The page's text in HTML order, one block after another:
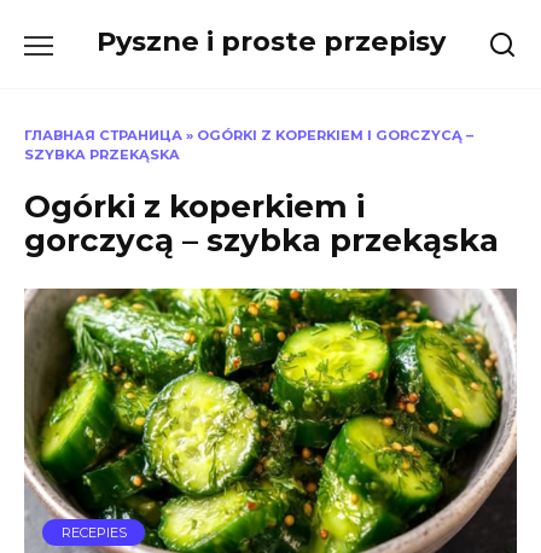
Pyszne i proste przepisy
ГЛАВНАЯ СТРАНИЦА » OGÓRKI Z KOPERKIEM I GORCZYCĄ –
SZYBKA PRZEKĄSKA
Ogórki z koperkiem i
gorczycą – szybka przekąska
RECEPIES